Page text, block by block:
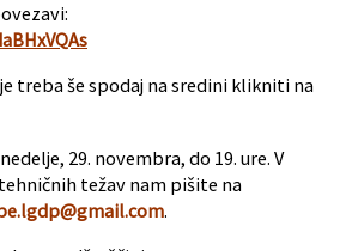
treba še spodaj na sredini klikniti na
29. novembra, do 19. ure. V
težav nam pišite na
.